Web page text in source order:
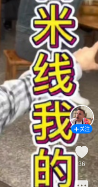
关注
36